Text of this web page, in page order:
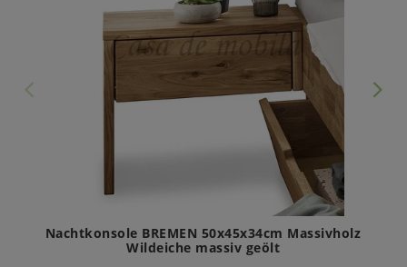
Nachtkonsole BREMEN 50x45x34cm Massivholz
Wildeiche massiv geölt